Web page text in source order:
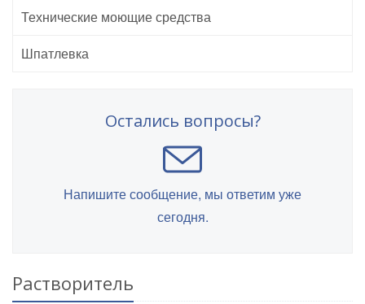
Технические моющие средства
Шпатлевка
Остались вопросы?
Напишите сообщение, мы ответим уже
сегодня.
Растворитель